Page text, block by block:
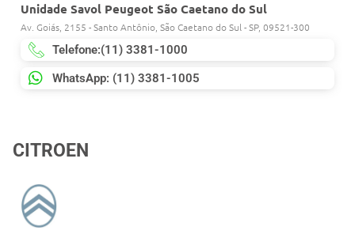
Unidade Savol Peugeot São Caetano do Sul
Av. Goiás, 2155 - Santo Antônio, São Caetano do Sul - SP, 09521-300
Telefone:(11) 3381-1000
WhatsApp: (11) 3381-1005
CITROEN